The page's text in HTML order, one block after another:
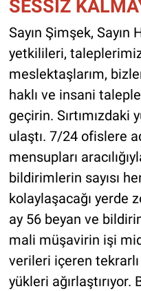
SESSİZ
Sayın Şimşek, Sayın
yetkilileri,
meslektaşlarım,
haklı ve insani
geçirin. Sırtımızdaki
ulaştı. 7/24 ofislere
mensupları
bildirimlerin sayısı
kolaylaşacağı yerde
ay 56 beyan ve
mali müşavirin işi
verileri içeren
yükleri ağırlaştırıyor.